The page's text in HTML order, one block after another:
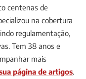
centenas de
na cobertura
regulamentação,
Tem 38 anos e
mais
página de artigos.